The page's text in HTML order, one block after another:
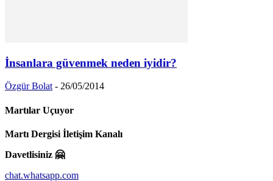
İnsanlara güvenmek neden iyidir?
Özgür Bolat - 26/05/2014
Martılar Uçuyor
Martı Dergisi İletişim Kanalı
Davetlisiniz 🤗
chat.whatsapp.com